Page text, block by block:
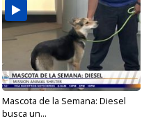
Mascota de la Semana: Diesel
busca un...